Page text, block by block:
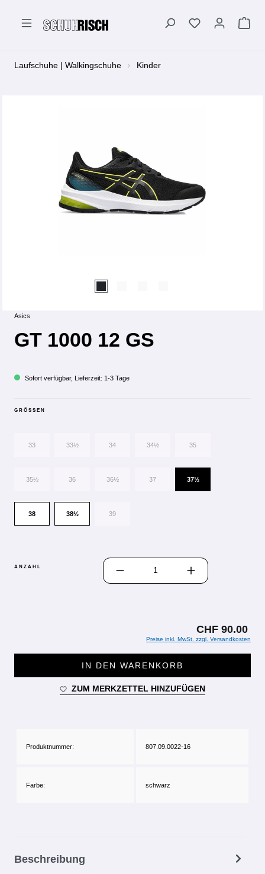
Laufschuhe | Walkingschuhe Kinder
Asics
GT 1000 12 GS
Sofort verfügbar, Lieferzeit: 1-3 Tage
GRÖSSEN
33 33½ 34 34½ 35
35½ 36 36½ 37 37½
38 38½ 39
ANZAHL
PRODUKT ANZAHL: GIB DEN
CHF 90.00
Preise inkl. MwSt. zzgl. Versandkosten
IN DEN WARENKORB
ZUM MERKZETTEL HINZUFÜGEN
Produktnummer: 807.09.0022-16
Farbe: schwarz
Beschreibung